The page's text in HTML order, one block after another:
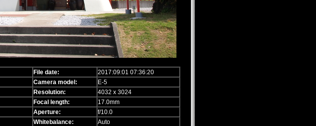
File date:
2017:09:01 07:36:20
Camera model:
E-5
Resolution:
4032 x 3024
Focal length:
17.0mm
Aperture:
f/10.0
Whitebalance:
Auto